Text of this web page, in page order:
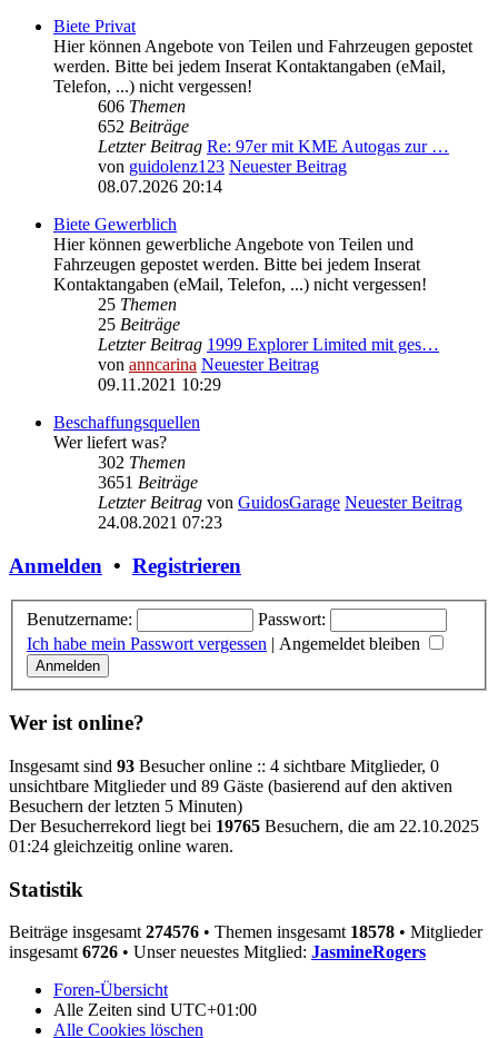
Biete Privat
Hier können Angebote von Teilen und Fahrzeugen gepostet
werden. Bitte bei jedem Inserat Kontaktangaben (eMail,
Telefon, ...) nicht vergessen!
606 Themen
652 Beiträge
Letzter Beitrag Re: 97er mit KME Autogas zur …
von guidolenz123 Neuester Beitrag
08.07.2026 20:14
Biete Gewerblich
Hier können gewerbliche Angebote von Teilen und
Fahrzeugen gepostet werden. Bitte bei jedem Inserat
Kontaktangaben (eMail, Telefon, ...) nicht vergessen!
25 Themen
25 Beiträge
Letzter Beitrag 1999 Explorer Limited mit ges…
von anncarina Neuester Beitrag
09.11.2021 10:29
Beschaffungsquellen
Wer liefert was?
302 Themen
3651 Beiträge
Letzter Beitrag von GuidosGarage Neuester Beitrag
24.08.2021 07:23
Anmelden • Registrieren
Benutzername:
Passwort:
Ich habe mein Passwort vergessen | Angemeldet bleiben
Wer ist online?
Insgesamt sind 93 Besucher online :: 4 sichtbare Mitglieder, 0
unsichtbare Mitglieder und 89 Gäste (basierend auf den aktiven
Besuchern der letzten 5 Minuten)
Der Besucherrekord liegt bei 19765 Besuchern, die am 22.10.2025
01:24 gleichzeitig online waren.
Statistik
Beiträge insgesamt 274576 • Themen insgesamt 18578 • Mitglieder
insgesamt 6726 • Unser neuestes Mitglied: JasmineRogers
Foren-Übersicht
Alle Zeiten sind UTC+01:00
Alle Cookies löschen